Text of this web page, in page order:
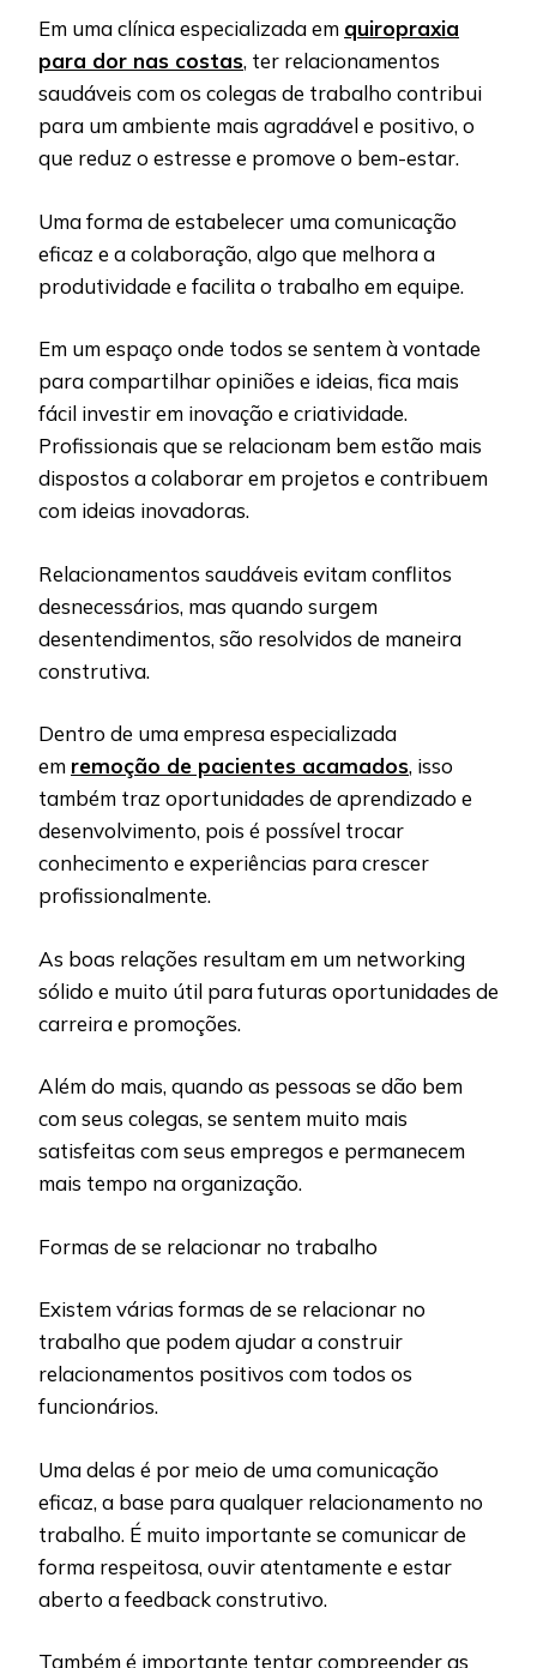
Em uma clínica especializada em quiropraxia
para dor nas costas, ter relacionamentos
saudáveis com os colegas de trabalho contribui
para um ambiente mais agradável e positivo, o
que reduz o estresse e promove o bem-estar.
Uma forma de estabelecer uma comunicação
eficaz e a colaboração, algo que melhora a
produtividade e facilita o trabalho em equipe.
Em um espaço onde todos se sentem à vontade
para compartilhar opiniões e ideias, fica mais
fácil investir em inovação e criatividade.
Profissionais que se relacionam bem estão mais
dispostos a colaborar em projetos e contribuem
com ideias inovadoras.
Relacionamentos saudáveis evitam conflitos
desnecessários, mas quando surgem
desentendimentos, são resolvidos de maneira
construtiva.
Dentro de uma empresa especializada
em remoção de pacientes acamados, isso
também traz oportunidades de aprendizado e
desenvolvimento, pois é possível trocar
conhecimento e experiências para crescer
profissionalmente.
As boas relações resultam em um networking
sólido e muito útil para futuras oportunidades de
carreira e promoções.
Além do mais, quando as pessoas se dão bem
com seus colegas, se sentem muito mais
satisfeitas com seus empregos e permanecem
mais tempo na organização.
Formas de se relacionar no trabalho
Existem várias formas de se relacionar no
trabalho que podem ajudar a construir
relacionamentos positivos com todos os
funcionários.
Uma delas é por meio de uma comunicação
eficaz, a base para qualquer relacionamento no
trabalho. É muito importante se comunicar de
forma respeitosa, ouvir atentamente e estar
aberto a feedback construtivo.
Também é importante tentar compreender as